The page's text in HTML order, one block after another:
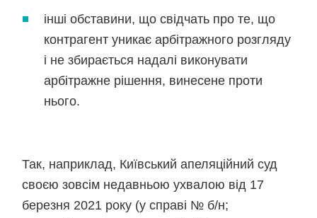
інші обставини, що свідчать про те, що
контрагент уникає арбітражного розгляду
і не збирається надалі виконувати
арбітражне рішення, винесене проти
нього.
Так, наприклад, Київський апеляційний суд
своєю зовсім недавньою ухвалою від 17
березня 2021 року (у справі № б/н;